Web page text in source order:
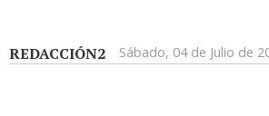
REDACCIÓN2 Sábado, 04 de Julio de